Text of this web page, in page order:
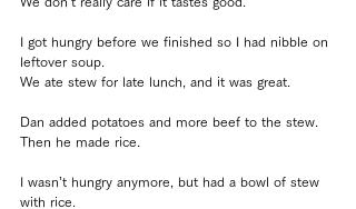
I got hungry before we finished so I had nibble on
leftover soup.
We ate stew for late lunch, and it was great.
Dan added potatoes and more beef to the stew.
Then he made rice.
I wasn’t hungry anymore, but had a bowl of stew
with rice.